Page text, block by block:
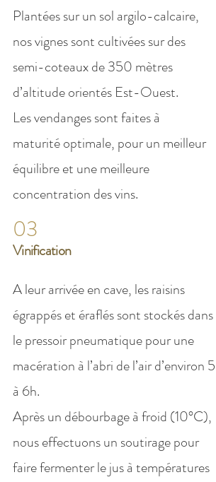
Plantées sur un sol argilo-calcaire,
nos vignes sont cultivées sur des
semi-coteaux de 350 mètres
d’altitude orientés Est-Ouest.
Les vendanges sont faites à
maturité optimale, pour un meilleur
équilibre et une meilleure
concentration des vins.
03
Vinification
A leur arrivée en cave, les raisins
égrappés et éraflés sont stockés dans
le pressoir pneumatique pour une
macération à l’abri de l’air d’environ 5
à 6h.
Après un débourbage à froid (10°C),
nous effectuons un soutirage pour
faire fermenter le jus à températures